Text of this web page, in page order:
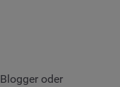
oder